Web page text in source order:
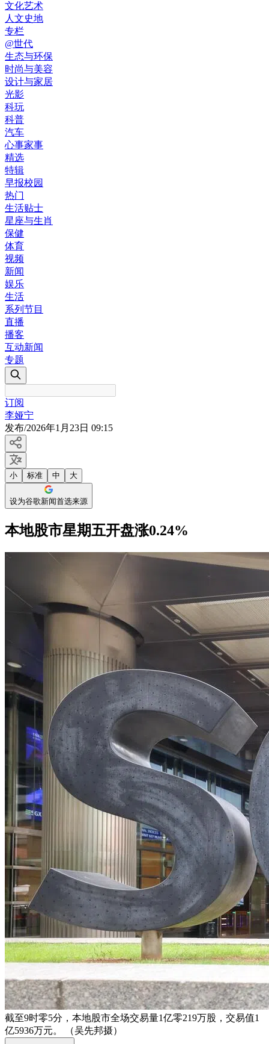
文化艺术
人文史地
专栏
@世代
生态与环保
时尚与美容
设计与家居
光影
科玩
科普
汽车
心事家事
精选
特辑
早报校园
热门
生活贴士
星座与生肖
保健
体育
视频
新闻
娱乐
生活
系列节目
直播
播客
互动新闻
专题
订阅
李娅宁
发布/2026年1月23日 09:15
小 标准 中 大
设为谷歌新闻首选来源
本地股市星期五开盘涨0.24%
截至9时零5分，本地股市全场交易量1亿零219万股，交易值1
亿5936万元。 （吴先邦摄）